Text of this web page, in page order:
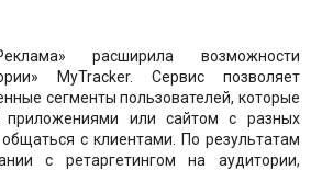
расширила возможности
MyTracker. Сервис позволяет
сегменты пользователей, которые
приложениями или сайтом с разных
с клиентами. По результатам
с ретаргетингом на аудитории,